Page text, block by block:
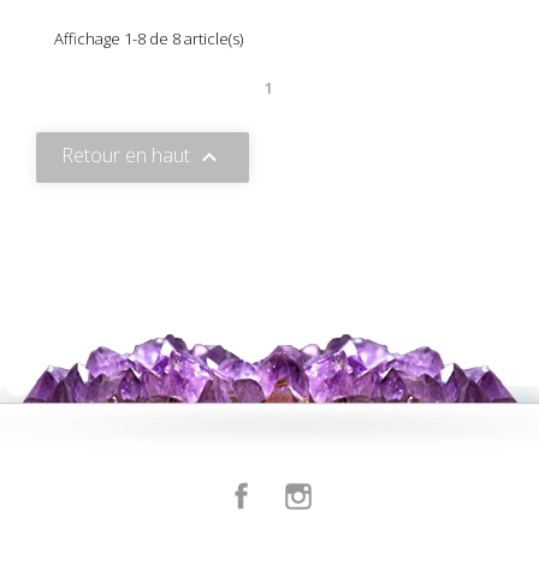
Affichage 1-8 de 8 article(s)
1
Retour en haut 
Facebook